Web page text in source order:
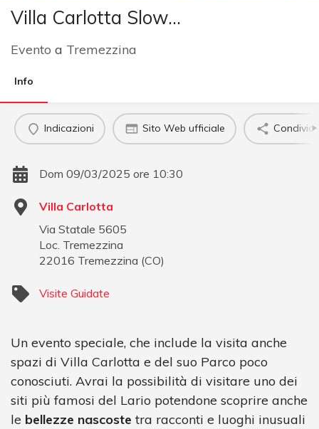
Villa Carlotta Slow...
Evento a Tremezzina
Info
Indicazioni Sito Web ufficiale Condividi
Dom 09/03/2025 ore 10:30
Villa Carlotta
Via Statale 5605
Loc. Tremezzina
22016 Tremezzina (CO)
Visite Guidate
Un evento speciale, che include la visita anche
spazi di Villa Carlotta e del suo Parco poco
conosciuti. Avrai la possibilità di visitare uno dei
siti più famosi del Lario potendone scoprire anche
le bellezze nascoste tra racconti e luoghi inusuali